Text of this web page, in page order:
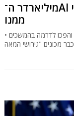
מיליארדר ה־AI הכפיל את הונו. גרושתו דרשה חצי
ממנו
והפכו לדרמה בהמשכים •